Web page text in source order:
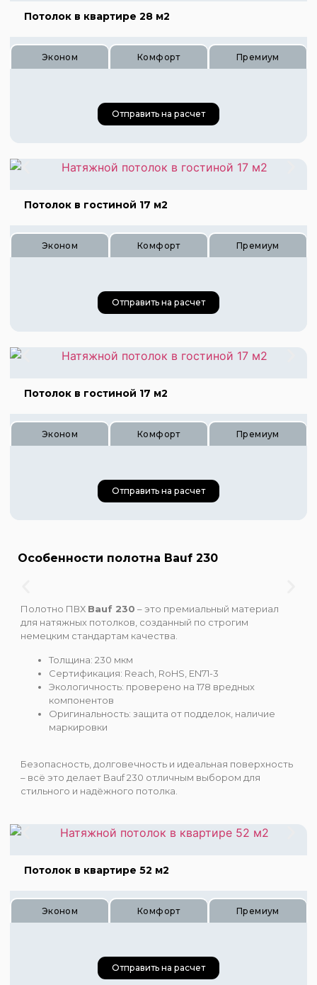
Цена 680 руб.
Цена 1020 руб.
Цена 1360 руб.
Потолок в квартире 28 м2
Эконом Комфорт Премиум
Цена 840 руб.
Цена 1260 руб.
Цена 1680 руб.
Отправить на расчет
Потолок в гостиной 17 м2
Эконом Комфорт Премиум
Цена 595 руб.
Цена 885 руб.
Отправить на расчет
Потолок в гостиной 17 м2
Эконом Комфорт Премиум
Цена 1020 руб.
Цена 1360 руб.
Отправить на расчет
Особенности полотна Bauf 230
Полотно ПВХ Bauf 230 – это премиальный материал
для натяжных потолков, созданный по строгим
немецким стандартам качества.
Толщина: 230 мкм
Сертификация: Reach, RoHS, EN71-3
Экологичность: проверено на 178 вредных
компонентов
Оригинальность: защита от подделок, наличие
маркировки
Безопасность, долговечность и идеальная поверхность
– всё это делает Bauf 230 отличным выбором для
стильного и надёжного потолка.
Потолок в квартире 52 м2
Эконом Комфорт Премиум
Отправить на расчет